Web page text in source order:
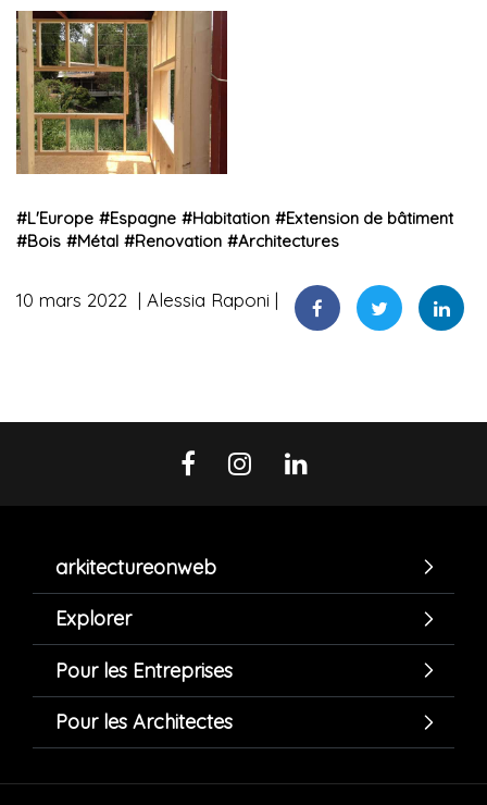
#L'Europe #Espagne #Habitation #Extension de bâtiment
#Bois #Métal #Renovation #Architectures
10 mars 2022 Alessia Raponi
arkitectureonweb
Explorer
Pour les Entreprises
Pour les Architectes